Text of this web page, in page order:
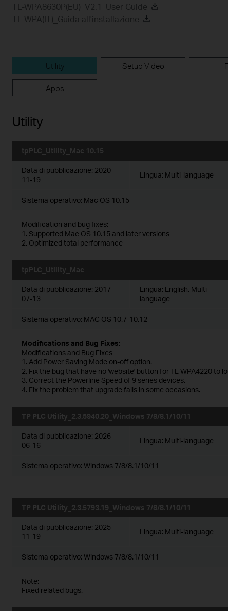
TL-WPA8630P(EU)_V2.1_User Guide
TL-WPA(IT)_Guida all'installazione
Utility Setup Video
Apps
Utility
tpPLC_Utility_Mac 10.15
Data di pubblicazione: 2020-
11-19
Lingua: Multi-language
Sistema operativo: Mac OS 10.15
Modification and bug fixes:
1. Supported Mac OS 10.15 and later versions
2. Optimized total performance
tpPLC_Utility_Mac
Data di pubblicazione: 2017-
07-13
Lingua: English, Multi-
language
Sistema operativo: MAC OS 10.7-10.12
Modifications and Bug Fixes:
Modifications and Bug Fixes
1. Add Power Saving Mode on-off option.
2. Fix the bug that have no 'website' button for TL-WPA4220 to
3. Correct the Powerline Speed of 9 series devices.
4. Fix the problem that upgrade fails in some occasions.
TP PLC Utility_2.3.5940.20_Windows 7/8/8.1/10/11
Data di pubblicazione: 2026-
06-16
Lingua: Multi-language
Sistema operativo: Windows 7/8/8.1/10/11
TP PLC Utility_2.3.5793.19_Windows 7/8/8.1/10/11
Data di pubblicazione: 2025-
11-19
Lingua: Multi-language
Sistema operativo: Windows 7/8/8.1/10/11
Note:
Fixed related bugs.